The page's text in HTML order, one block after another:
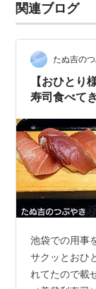
関連ブログ
たぬ吉の
【おひとり
寿司食べて
池袋での用事
サクッとおひ
れてたので載